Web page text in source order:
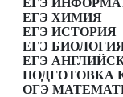
ЕГЭ
ЕГЭ ХИМИЯ
ЕГЭ ИСТОРИЯ
ЕГЭ
ЕГЭ
ПОДГОТОВКА
ОГЭ